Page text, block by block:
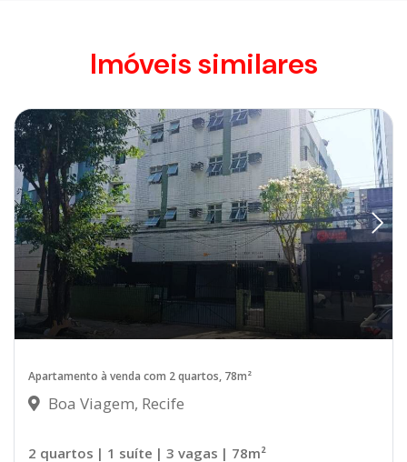
Imóveis similares
Apartamento à venda com 2 quartos, 78m²
Boa Viagem, Recife
2 quartos | 1 suíte | 3 vagas | 78m²